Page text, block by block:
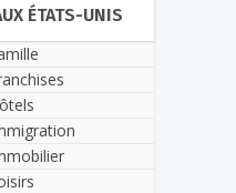
ÉTATS-UNIS